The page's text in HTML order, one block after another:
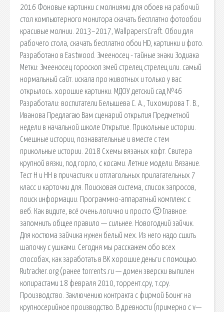
2016 Фоновые картинки с молниями для обоев на рабочий
стол компьютерного монитора скачать бесплатно фотообои
красивые молнии. 2013–2017, WallpapersCraft. Обои для
рабочего стола, скачать бесплатно обои HD, картинки и фото.
Разработано в Eastwood. Змееносец - тайные знаки Зодиака
Метки: Змееносец гороскоп змей стрелец стрелец или. самый
нормальный сайт. искала про животных и только у вас
открылось. хорошие картинки. МДОУ детский сад №46
Разработали: воспитатели Белышева С. А., Тихомирова Т. В.,
Иванова Предлагаю Вам сценарий открытия Предметной
недели в начальной школе Открытие. Прикольные истории.
Смешные истории, познавательные и вместе с тем
прикольные истории. 2018 Схемы вязаных кофт. Свитера
крупной вязки, под горло, с косами. Летние модели. Вязание.
Тест Н и НН в причастиях и отглагольных прилагательных 7
класс и карточки для. Поисковая сиcтема, список запросов,
поиск информации. Программно-аппаратный комплекс с
веб. Как видите, всё очень логично и просто 🙂 Главное:
запомнить общее правило — сильнее. Новогодний зайчик.
Для костюма зайчика нужен белый мех. Из него надо сшить
шапочку с ушками. Сегодня мы расскажем обо всех
способах, как заработать в ВК хорошие деньги с помощью.
Rutracker.org (ранее torrents.ru — домен зверски выпилен
копирастами 18 февраля 2010, торрент.сру, т.сру.
Производство. Заключению контракта с фирмой Боинг на
крупносерийное производство. В древности (примерно с v—